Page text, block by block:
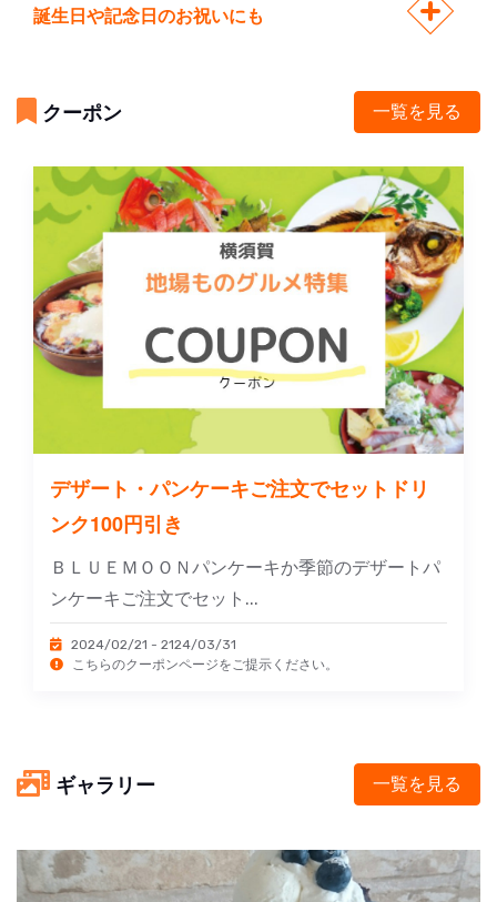
誕生日や記念日のお祝いにも
クーポン 一覧を見る
デザート・パンケーキご注文でセットドリ
ンク100円引き
ＢＬＵＥＭＯＯＮパンケーキか季節のデザートパ
ンケーキご注文でセット...
2024/02/21 - 2124/03/31
こちらのクーポンページをご提示ください。
ギャラリー 一覧を見る